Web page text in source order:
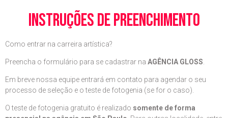
instruções de preenchimento
Como entrar na carreira artística?
Preencha o formulário para se cadastrar na AGÊNCIA GLOSS
Em breve nossa equipe entrará em contato para agendar o seu
processo de seleção e o teste de fotogenia (se for o caso).
O teste de fotogenia gratuito é realizado somente de forma